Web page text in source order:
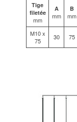
Tige
filetée
mm
A
mm
B
mm
M10 x
75
30 75